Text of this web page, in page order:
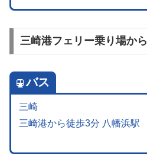
三崎港フェリー乗り場から
バス
三崎
三崎港から徒歩3分 八幡浜駅